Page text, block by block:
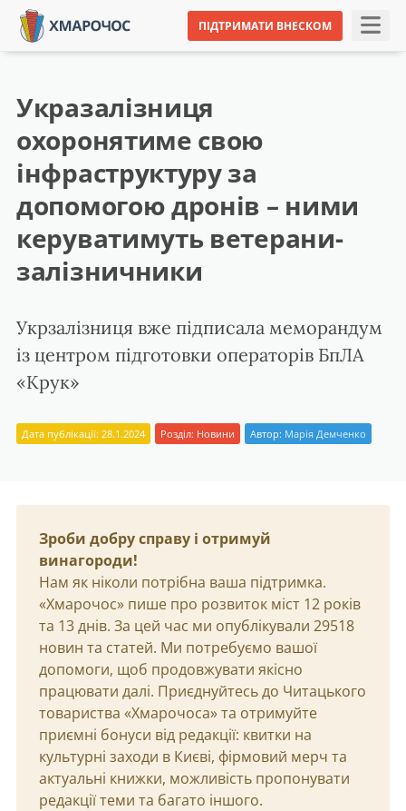
ПІДТРИМАТИ ВНЕСКОМ
Укразалізниця
охоронятиме свою
інфраструктуру за
допомогою дронів – ними
керуватимуть ветерани-
залізничники
Укрзалізниця вже підписала меморандум
із центром підготовки операторів БпЛА
«Крук»
Дата публікації: 28.1.2024 Розділ: Новини Автор: Марія Демченко
Зроби добру справу і отримуй
винагороди!
Нам як ніколи потрібна ваша підтримка.
«Хмарочос» пише про розвиток міст 12 років
та 13 днів. За цей час ми опублікували 29518
новин та статей. Ми потребуємо вашої
допомоги, щоб продовжувати якісно
працювати далі. Приєднуйтесь до Читацького
товариства «Хмарочоса» та отримуйте
приємні бонуси від редакції: квитки на
культурні заходи в Києві, фірмовий мерч та
актуальні книжки, можливість пропонувати
редакції теми та багато іншого.